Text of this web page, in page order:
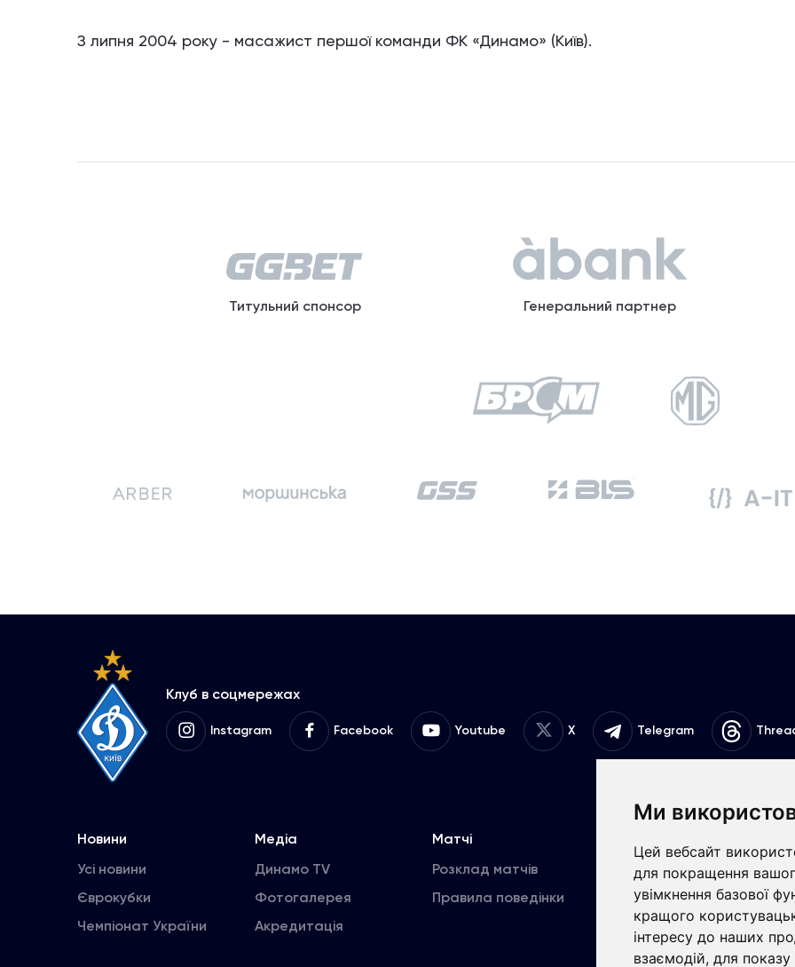
Ми
Цей вебсайт
для покращення
увімкнення базової
кращого
інтересу до наших
взаємодій, для
З липня 2004 року - масажист першої команди ФК «Динамо» (Київ).
Титульний спонсор Генеральний партнер
Клуб в соцмережах
Instagram Facebook Youtube X Telegram
Новини
Усі новини
Єврокубки
Чемпіонат України
Медіа
Динамо TV
Фотогалерея
Акредитація
Матчі
Розклад матчів
Правила поведінки
Перша команда